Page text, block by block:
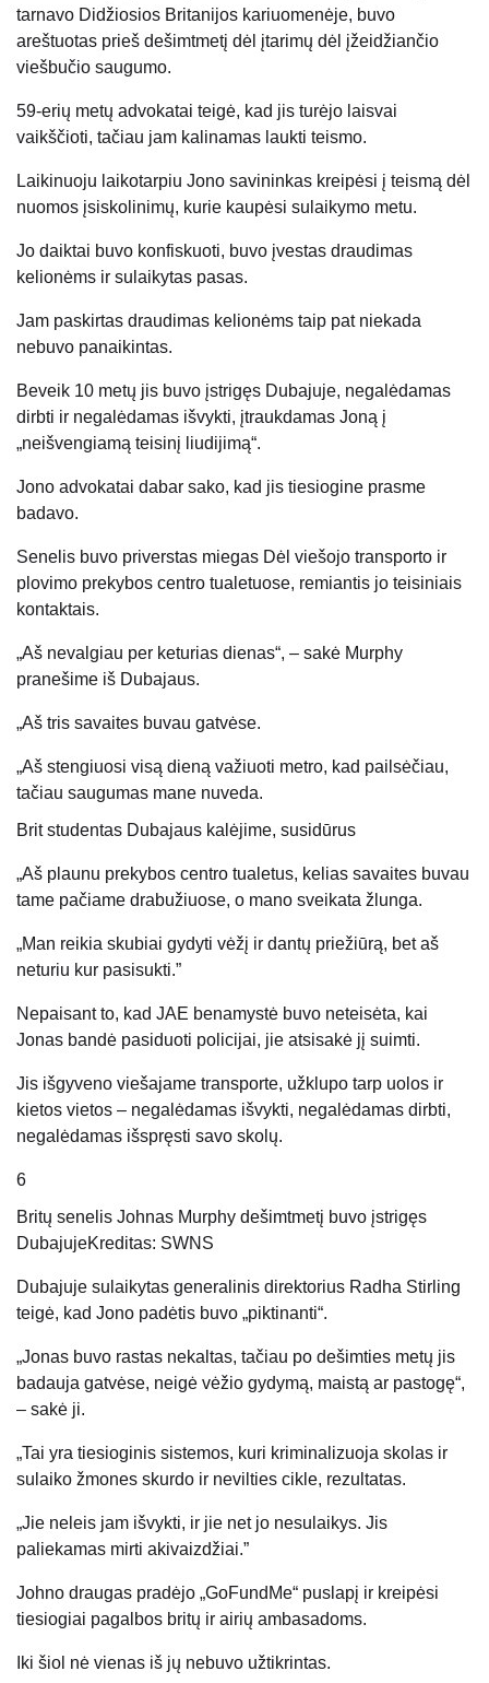
tarnavo Didžiosios Britanijos kariuomenėje, buvo
areštuotas prieš dešimtmetį dėl įtarimų dėl įžeidžiančio
viešbučio saugumo.
59-erių metų advokatai teigė, kad jis turėjo laisvai
vaikščioti, tačiau jam kalinamas laukti teismo.
Laikinuoju laikotarpiu Jono savininkas kreipėsi į teismą dėl
nuomos įsiskolinimų, kurie kaupėsi sulaikymo metu.
Jo daiktai buvo konfiskuoti, buvo įvestas draudimas
kelionėms ir sulaikytas pasas.
Jam paskirtas draudimas kelionėms taip pat niekada
nebuvo panaikintas.
Beveik 10 metų jis buvo įstrigęs Dubajuje, negalėdamas
dirbti ir negalėdamas išvykti, įtraukdamas Joną į
„neišvengiamą teisinį liudijimą“.
Jono advokatai dabar sako, kad jis tiesiogine prasme
badavo.
Senelis buvo priverstas miegas Dėl viešojo transporto ir
plovimo prekybos centro tualetuose, remiantis jo teisiniais
kontaktais.
„Aš nevalgiau per keturias dienas“, – sakė Murphy
pranešime iš Dubajaus.
„Aš tris savaites buvau gatvėse.
„Aš stengiuosi visą dieną važiuoti metro, kad pailsėčiau,
tačiau saugumas mane nuveda.
Brit studentas Dubajaus kalėjime, susidūrus
„Aš plaunu prekybos centro tualetus, kelias savaites buvau
tame pačiame drabužiuose, o mano sveikata žlunga.
„Man reikia skubiai gydyti vėžį ir dantų priežiūrą, bet aš
neturiu kur pasisukti.”
Nepaisant to, kad JAE benamystė buvo neteisėta, kai
Jonas bandė pasiduoti policijai, jie atsisakė jį suimti.
Jis išgyveno viešajame transporte, užklupo tarp uolos ir
kietos vietos – negalėdamas išvykti, negalėdamas dirbti,
negalėdamas išspręsti savo skolų.
6
Britų senelis Johnas Murphy dešimtmetį buvo įstrigęs
DubajujeKreditas: SWNS
Dubajuje sulaikytas generalinis direktorius Radha Stirling
teigė, kad Jono padėtis buvo „piktinanti“.
„Jonas buvo rastas nekaltas, tačiau po dešimties metų jis
badauja gatvėse, neigė vėžio gydymą, maistą ar pastogę“,
– sakė ji.
„Tai yra tiesioginis sistemos, kuri kriminalizuoja skolas ir
sulaiko žmones skurdo ir nevilties cikle, rezultatas.
„Jie neleis jam išvykti, ir jie net jo nesulaikys. Jis
paliekamas mirti akivaizdžiai.”
Johno draugas pradėjo „GoFundMe“ puslapį ir kreipėsi
tiesiogiai pagalbos britų ir airių ambasadoms.
Iki šiol nė vienas iš jų nebuvo užtikrintas.